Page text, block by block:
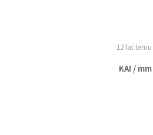
12 lat temu
KAI / mm